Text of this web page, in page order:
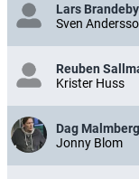
Lars Brandeby
Sven
Reuben
Krister Huss
Dag Malmberg
Jonny Blom